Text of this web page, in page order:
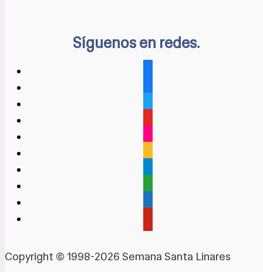
Síguenos en redes.
Copyright © 1998-2026 Semana Santa Linares